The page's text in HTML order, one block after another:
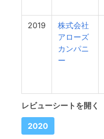
2019
株式会社
アローズ
カンパニ
ー
レビューシートを開く
2020